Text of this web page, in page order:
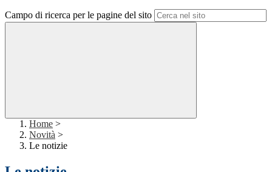
Campo di ricerca per le pagine del sito
Home >
Novità >
Le notizie